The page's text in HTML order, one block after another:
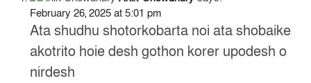
o
k
February 26, 2025 at 5:01 pm
Ata shudhu shotorkobarta noi ata shobaike
akotrito hoie desh gothon korer upodesh o
nirdesh